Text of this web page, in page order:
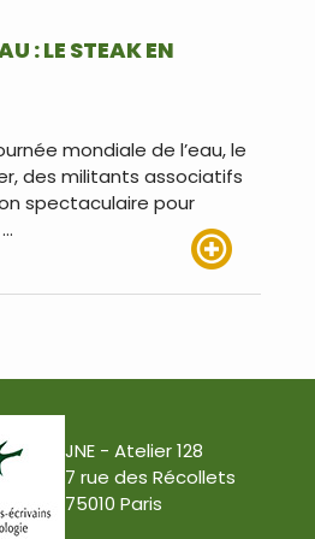
: LE STEAK EN
mondiale de l’eau, le
des militants associatifs
spectaculaire pour
JNE - Atelier 128
7 rue des Récollets
75010 Paris